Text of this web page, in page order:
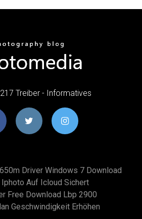
Treiber - Informatives
Driver Windows 7 Download
Iphoto Auf Icloud Sichert
Free Download Lbp 2900
Geschwindigkeit Erhöhen